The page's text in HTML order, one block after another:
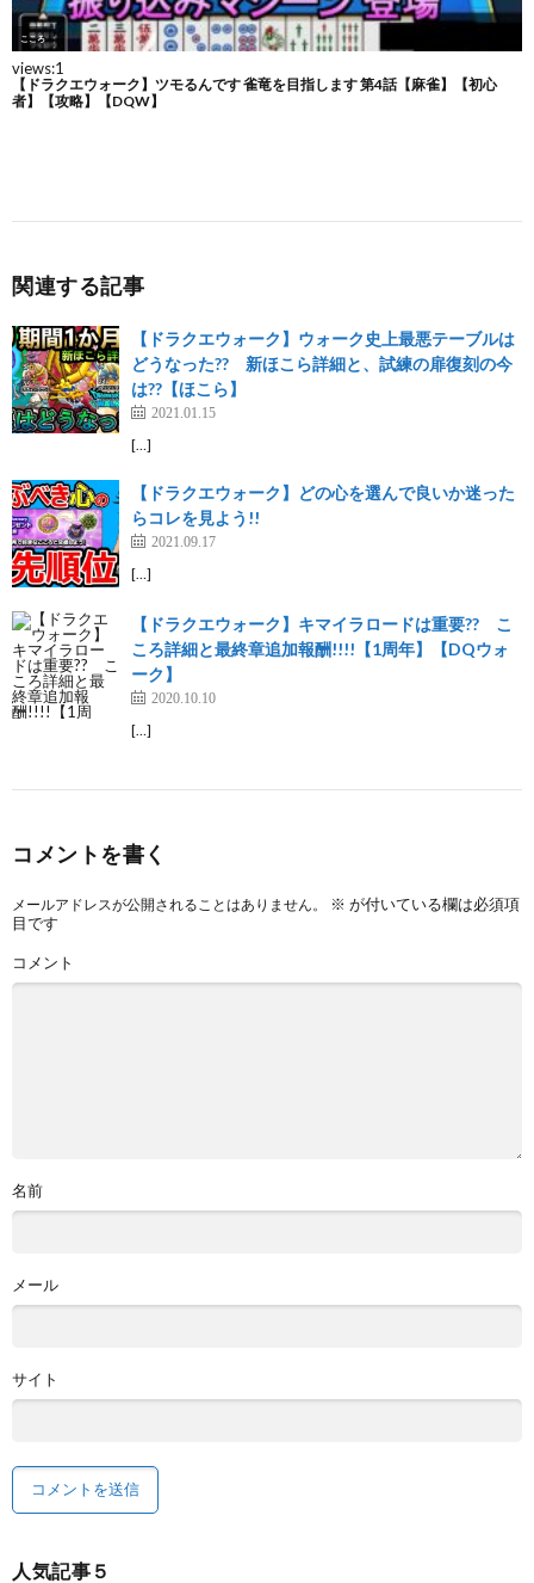
関連する記事
【ドラクエウォーク】ウォーク史上最悪テーブルは
どうなった?? 新ほこら詳細と、試練の扉復刻の今
は??【ほこら】
2021.01.15
[…]
【ドラクエウォーク】どの心を選んで良いか迷った
らコレを見よう!!
2021.09.17
[…]
【ドラクエウォーク】キマイラロードは重要?? こ
ころ詳細と最終章追加報酬!!!!【1周年】【DQウォ
ーク】
2020.10.10
[…]
コメントを書く
メールアドレスが公開されることはありません。 ※ が付いている欄は必須項
目です
コメント
名前
メール
サイト
人気記事５